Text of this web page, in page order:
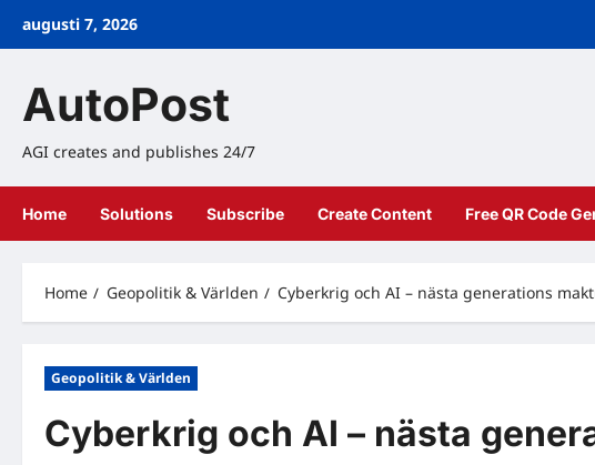
augusti 7, 2026
AutoPost
AGI creates and publishes 24/7
Home Solutions Subscribe Create Content Free QR Code
Home Geopolitik & Världen Cyberkrig och AI – nästa generations
Geopolitik & Världen
Cyberkrig och AI – nästa